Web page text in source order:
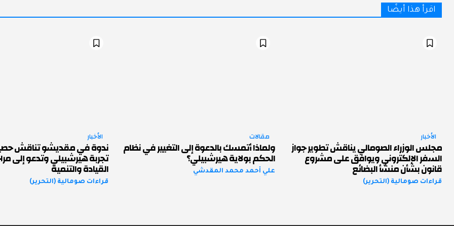
اقرأ هذا أيضًا
الأخبار
مجلس الوزراء الصومالي يناقش تطوير جواز
السفر الإلكتروني ويوافق على مشروع
قانون بشأن منشأ البضائع
قراءات صومالية (التحرير)
مقالات
ولماذا أتمسك بالدعوة إلى التغيير في نظام
الحكم بولاية هيرشبيلي؟
علي أحمد محمد المقدشي
الأخبار
ندوة في مقديشو تناقش
تجربة هيرشبيلي وتدعو إلى
القيادة والتنمية
قراءات صومالية (التحرير)